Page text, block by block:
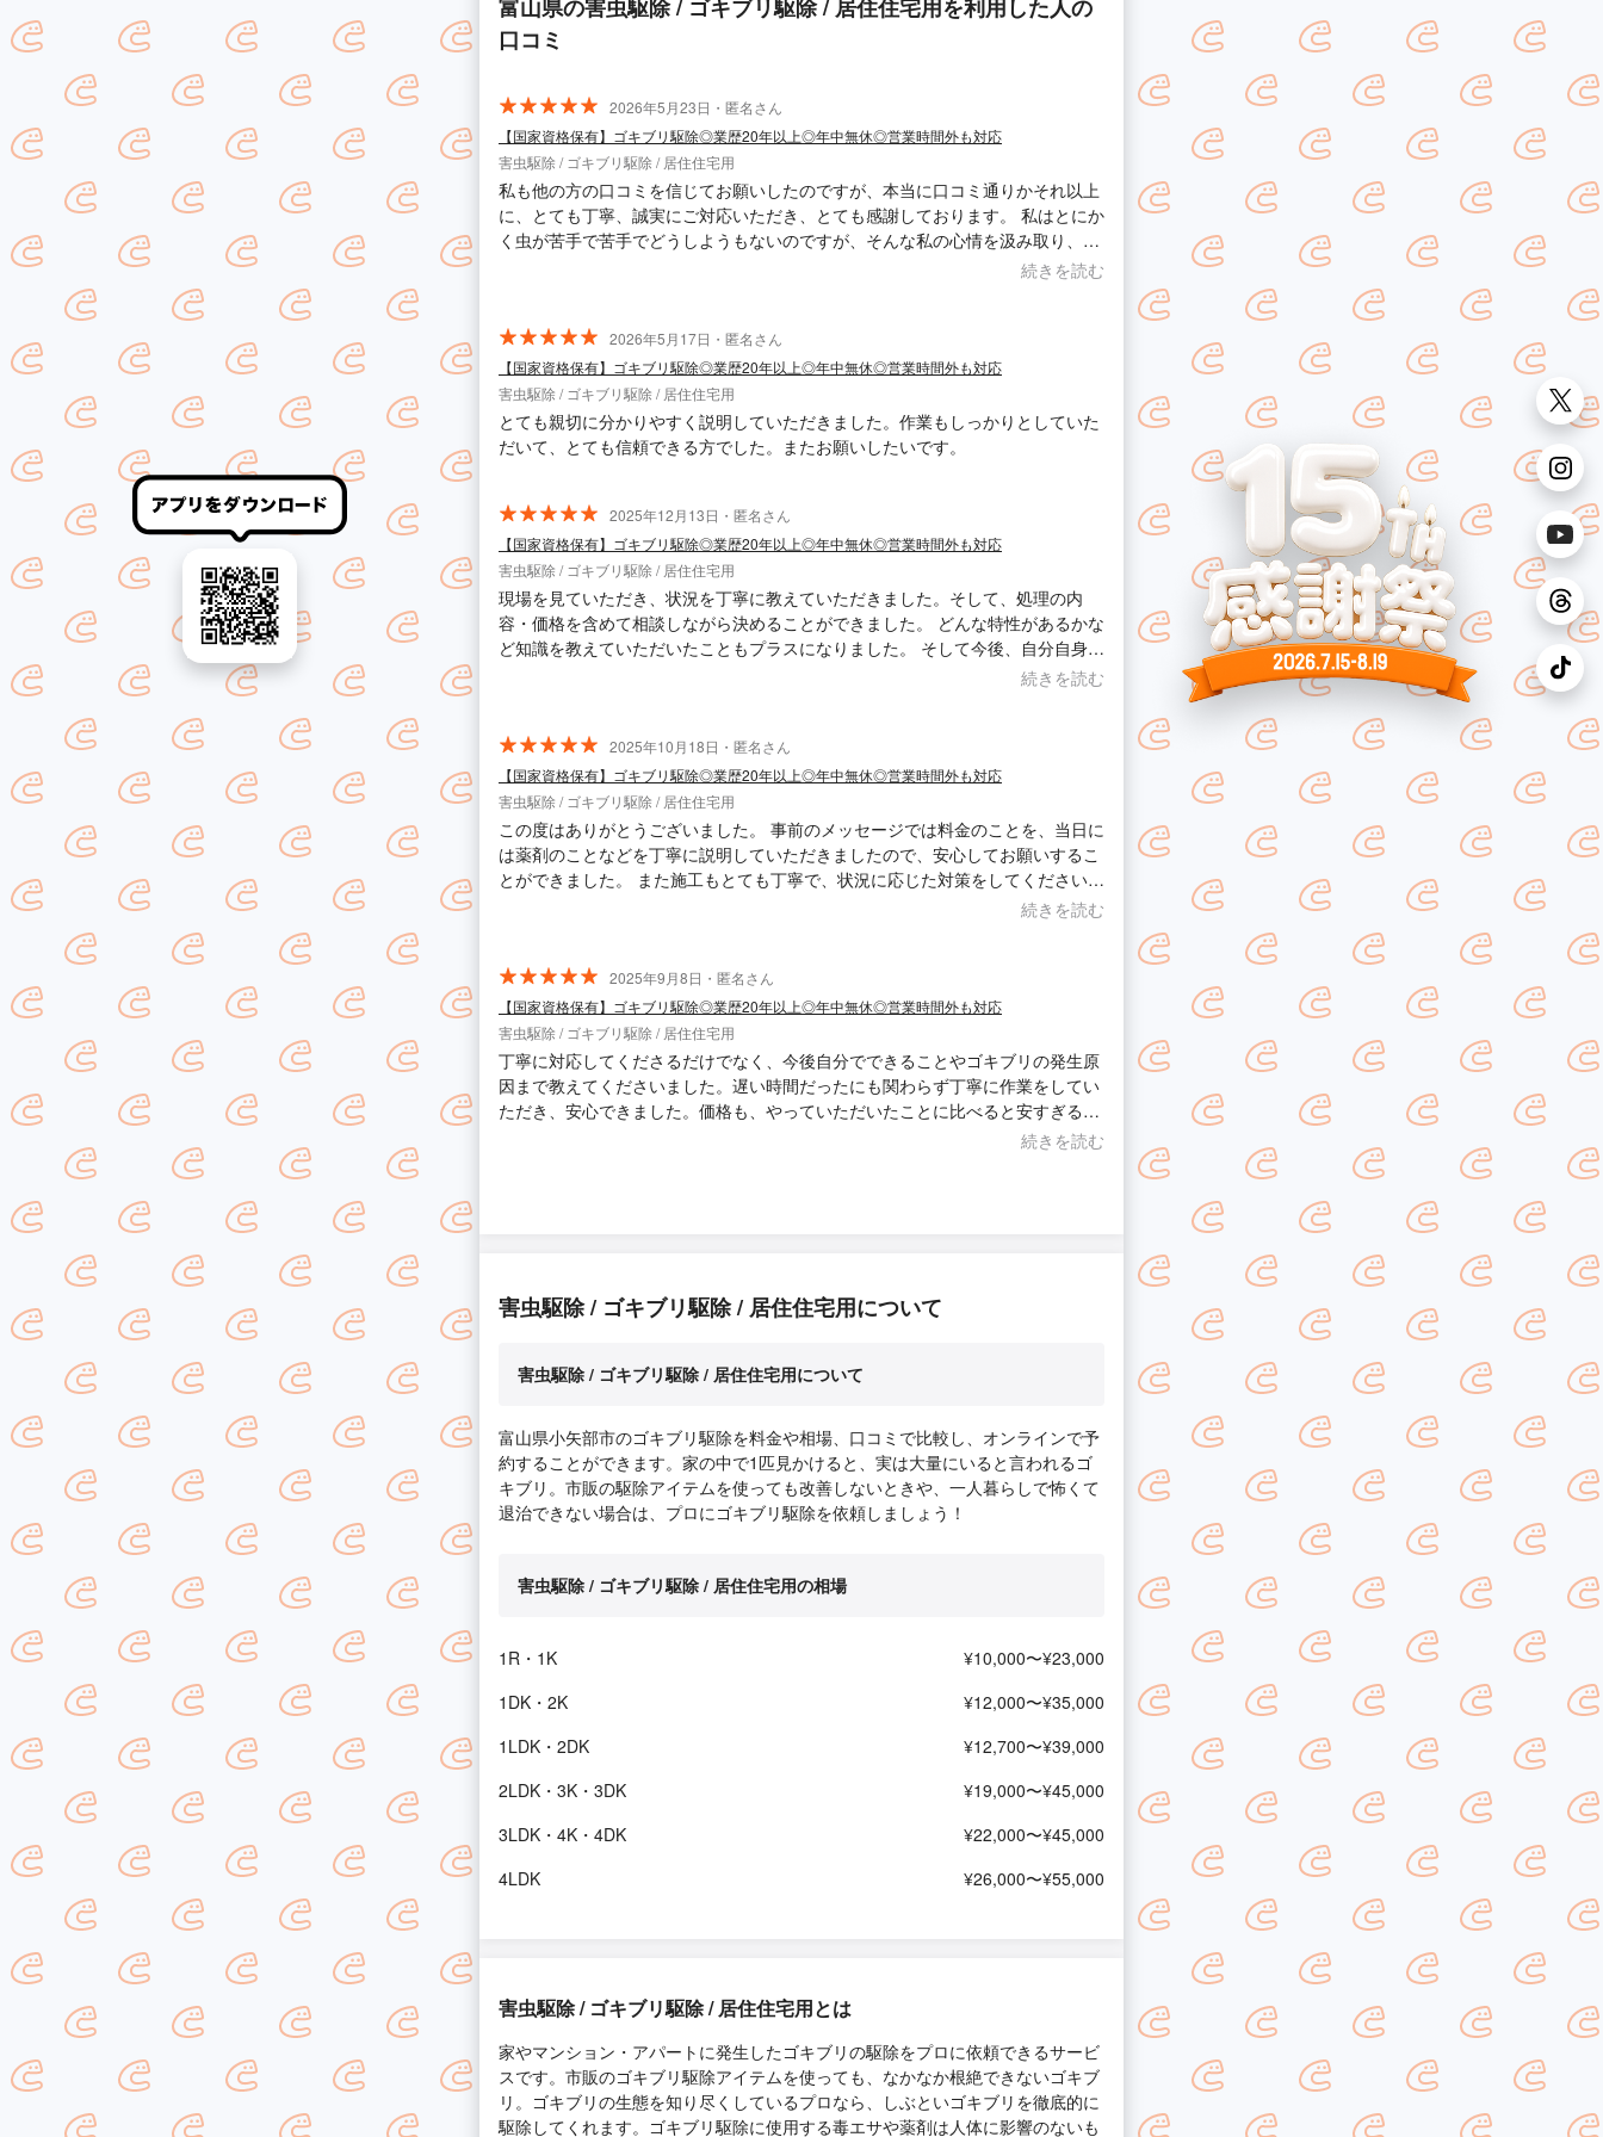
富山県の害虫駆除 / ゴキブリ駆除 / 居住住宅用を利用した人の
口コミ
2026年5月23日・匿名さん
【国家資格保有】ゴキブリ駆除◎業歴20年以上◎年中無休◎営業時間外も対応
害虫駆除 / ゴキブリ駆除 / 居住住宅用
私も他の方の口コミを信じてお願いしたのですが、本当に口コミ通りかそれ以上
に、とても丁寧、誠実にご対応いただき、とても感謝しております。 私はとにか
く虫が苦手で苦手でどうしようもないのですが、そんな私の心情を汲み取り、寄
り添ってくださり、最適な施工方法の選択肢を提示していただき、一緒に解決策
にアドバイスしてくださるなど、とにかく終始にわたって安心、納得してサービ
スを受けることができました。
続きを読む
2026年5月17日・匿名さん
【国家資格保有】ゴキブリ駆除◎業歴20年以上◎年中無休◎営業時間外も対応
害虫駆除 / ゴキブリ駆除 / 居住住宅用
とても親切に分かりやすく説明していただきました。作業もしっかりとしていた
だいて、とても信頼できる方でした。またお願いしたいです。
2025年12月13日・匿名さん
【国家資格保有】ゴキブリ駆除◎業歴20年以上◎年中無休◎営業時間外も対応
害虫駆除 / ゴキブリ駆除 / 居住住宅用
現場を見ていただき、状況を丁寧に教えていただきました。そして、処理の内
容・価格を含めて相談しながら決めることができました。 どんな特性があるかな
ど知識を教えていただいたこともプラスになりました。 そして今後、自分自身が
やらなければいけないことをレクチャーなどもしていただき、大変感謝しており
続きを読む
2025年10月18日・匿名さん
【国家資格保有】ゴキブリ駆除◎業歴20年以上◎年中無休◎営業時間外も対応
害虫駆除 / ゴキブリ駆除 / 居住住宅用
この度はありがとうございました。 事前のメッセージでは料金のことを、当日に
は薬剤のことなどを丁寧に説明していただきましたので、安心してお願いするこ
とができました。 また施工もとても丁寧で、状況に応じた対策をしてくださいま
した。 もうGは湧いてほしくないですが、次があったらまたお願いしたいと思い
続きを読む
2025年9月8日・匿名さん
【国家資格保有】ゴキブリ駆除◎業歴20年以上◎年中無休◎営業時間外も対応
害虫駆除 / ゴキブリ駆除 / 居住住宅用
丁寧に対応してくださるだけでなく、今後自分でできることやゴキブリの発生原
因まで教えてくださいました。遅い時間だったにも関わらず丁寧に作業をしてい
ただき、安心できました。価格も、やっていただいたことに比べると安すぎるく
続きを読む
害虫駆除 / ゴキブリ駆除 / 居住住宅用について
害虫駆除 / ゴキブリ駆除 / 居住住宅用について
富山県小矢部市のゴキブリ駆除を料金や相場、口コミで比較し、オンラインで予
約することができます。家の中で1匹見かけると、実は大量にいると言われるゴ
キブリ。市販の駆除アイテムを使っても改善しないときや、一人暮らしで怖くて
退治できない場合は、プロにゴキブリ駆除を依頼しましょう！
害虫駆除 / ゴキブリ駆除 / 居住住宅用の相場
1R・1K
¥10,000〜¥23,000
1DK・2K
¥12,000〜¥35,000
1LDK・2DK
¥12,700〜¥39,000
2LDK・3K・3DK
¥19,000〜¥45,000
3LDK・4K・4DK
¥22,000〜¥45,000
4LDK
¥26,000〜¥55,000
害虫駆除 / ゴキブリ駆除 / 居住住宅用とは
家やマンション・アパートに発生したゴキブリの駆除をプロに依頼できるサービ
スです。市販のゴキブリ駆除アイテムを使っても、なかなか根絶できないゴキブ
リ。ゴキブリの生態を知り尽くしているプロなら、しぶといゴキブリを徹底的に
駆除してくれます。ゴキブリ駆除に使用する毒エサや薬剤は人体に影響のないも